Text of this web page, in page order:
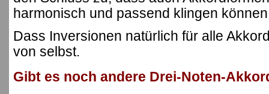
harmonisch und passend klingen
Dass Inversionen natürlich für alle
von selbst.
Gibt es noch andere Drei-Noten-